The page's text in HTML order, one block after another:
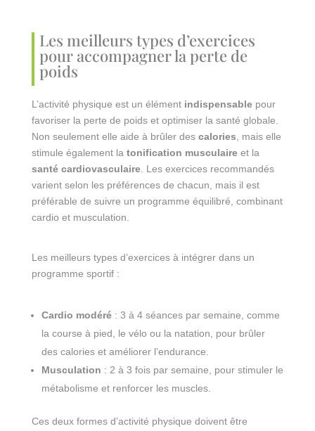
Les meilleurs types d’exercices
pour accompagner la perte de
poids
L’activité physique est un élément indispensablepour
favoriser la perte de poids et optimiser la santé globale.
Non seulement elle aide à brûler des calories , mais elle
stimule également la tonification musculaireet la
santé cardiovasculaire. Les exercices recommandés
varient selon les préférences de chacun, mais il est
préférable de suivre un programme équilibré, combinant
cardio et musculation.
Les meilleurs types d’exercices à intégrer dans un
programme sportif :
Cardio modéré: 3 à 4 séances par semaine, comme
la course à pied, le vélo ou la natation, pour brûler
des calories et améliorer l’endurance.
Musculation : 2 à 3 fois par semaine, pour stimuler le
métabolisme et renforcer les muscles.
Ces deux formes d’activité physique doivent être